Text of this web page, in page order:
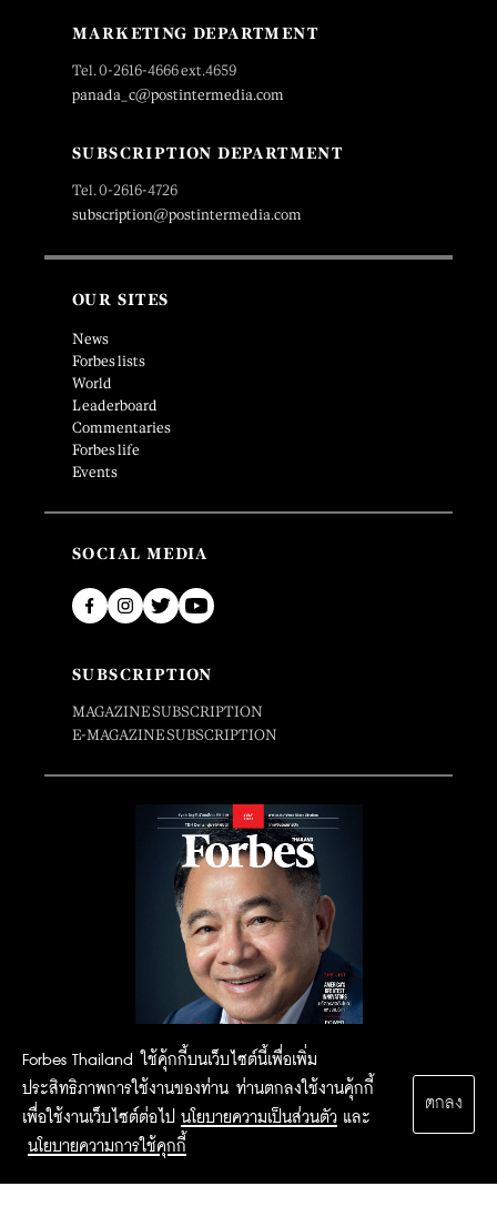
Forbes Thailand ใช้คุ้กกี้บนเว็บไซต์นี้เพื่อเพิ่ม
ประสิทธิภาพการใช้งานของท่าน ท่านตกลงใช้งานคุ้กกี้
เพื่อใช้งานเว็บไซต์ต่อไป นโยบายความเป็นส่วนตัว และ
นโยบายความการใช้คุกกี้
ตกลง
MARKETING DEPARTMENT
Tel. 0-2616-4666 ext.4659
panada_c@postintermedia.com
SUBSCRIPTION DEPARTMENT
Tel. 0-2616-4726
subscription@postintermedia.com
OUR SITES
News
Forbes lists
World
Leaderboard
Commentaries
Forbes life
Events
SOCIAL MEDIA
SUBSCRIPTION
MAGAZINE SUBSCRIPTION
E-MAGAZINE SUBSCRIPTION
2015 Forbesthailand.com ALL RIGHTS RESERVED